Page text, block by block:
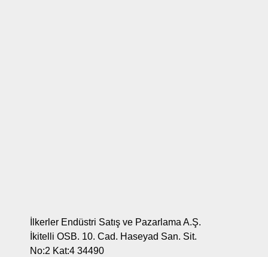
İlkerler Endüstri Satış ve Pazarlama A.Ş.
İkitelli OSB. 10. Cad. Haseyad San. Sit.
No:2 Kat:4 34490